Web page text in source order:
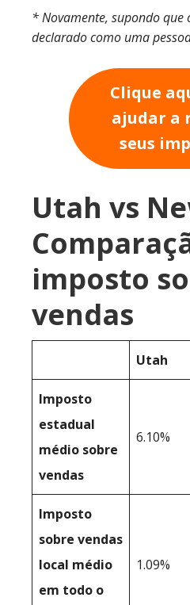
* Novamente, supondo que
declarado como uma
Clique
ajudar a
seus
Utah vs
imposto
vendas
Utah
Imposto
estadual
médio sobre
vendas
6.10%
Imposto
sobre vendas
local médio
em todo o
1.09%